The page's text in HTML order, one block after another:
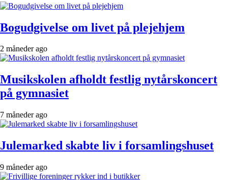
Bogudgivelse om livet på plejehjem
2 måneder ago
Musikskolen afholdt festlig nytårskoncert
på gymnasiet
7 måneder ago
Julemarked skabte liv i forsamlingshuset
9 måneder ago